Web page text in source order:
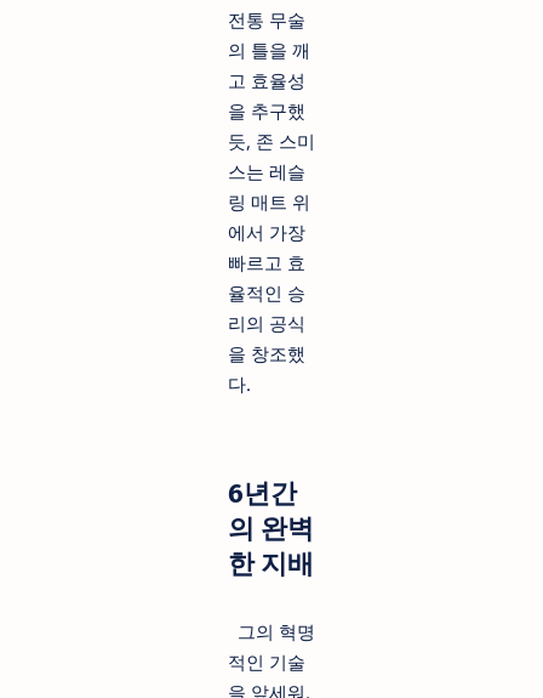
전통 무술
의 틀을 깨
고 효율성
을 추구했
듯, 존 스미
스는 레슬
링 매트 위
에서 가장
빠르고 효
율적인 승
리의 공식
을 창조했
다.
6년간
의 완벽
한 지배
그의 혁명
적인 기술
을 앞세워,